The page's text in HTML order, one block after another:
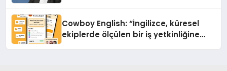
Cowboy English: “İngilizce, küresel
ekiplerde ölçülen bir iş yetkinliğine